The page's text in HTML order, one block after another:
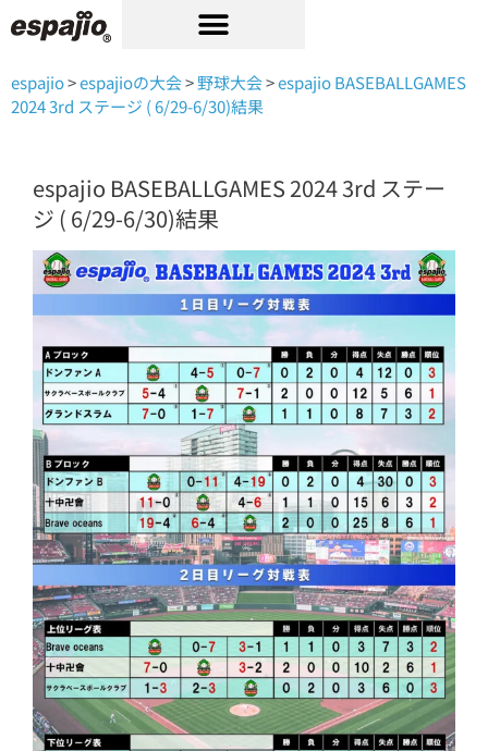
容
ス
キ
espajio>espajioの大会>野球大会>espajio BASEBALLGAMES
2024 3rd ステージ ( 6/29-6/30)結果
espajio BASEBALLGAMES 2024 3rd ステー
ジ ( 6/29-6/30)結果